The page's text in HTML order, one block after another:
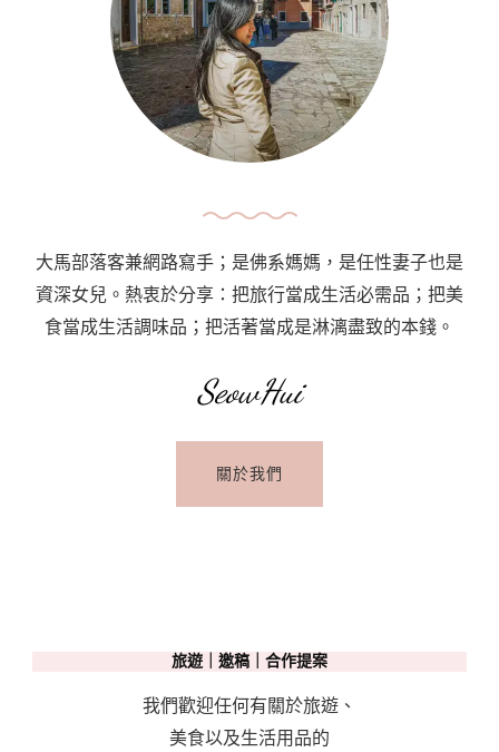
大馬部落客兼網路寫手；是佛系媽媽，是任性妻子也是
資深女兒。熱衷於分享：把旅行當成生活必需品；把美
食當成生活調味品；把活著當成是淋漓盡致的本錢。
SeowHui
關於我們
旅遊｜邀稿｜合作提案
我們歡迎任何有關於旅遊、
美食以及生活用品的